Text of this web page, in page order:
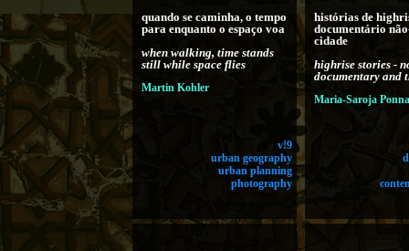
quando se caminha, o tempo
para enquanto o espaço voa
when walking, time stands
still while space flies
Martin Kohler
v!9
urban geography
urban planning
photography
histórias de
documentário
cidade
highrise stories -
documentary and
Maria-Saroja